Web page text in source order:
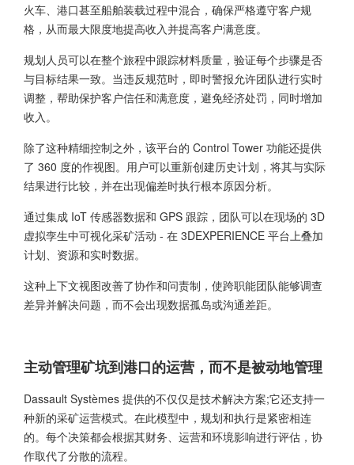
火车、港口甚至船舶装载过程中混合，确保严格遵守客户规
格，从而最大限度地提高收入并提高客户满意度。
规划人员可以在整个旅程中跟踪材料质量，验证每个步骤是否
与目标结果一致。当违反规范时，即时警报允许团队进行实时
调整，帮助保护客户信任和满意度，避免经济处罚，同时增加
收入。
除了这种精细控制之外，该平台的 Control Tower 功能还提供
了 360 度的作视图。用户可以重新创建历史计划，将其与实际
结果进行比较，并在出现偏差时执行根本原因分析。
通过集成 IoT 传感器数据和 GPS 跟踪，团队可以在现场的 3D
虚拟孪生中可视化采矿活动 - 在 3DEXPERIENCE 平台上叠加
计划、资源和实时数据。
这种上下文视图改善了协作和问责制，使跨职能团队能够调查
差异并解决问题，而不会出现数据孤岛或沟通差距。
主动管理矿坑到港口的运营，而不是被动地管理
Dassault Systèmes 提供的不仅仅是技术解决方案;它还支持一
种新的采矿运营模式。在此模型中，规划和执行是紧密相连
的。每个决策都会根据其财务、运营和环境影响进行评估，协
作取代了分散的流程。